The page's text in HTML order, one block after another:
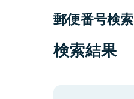
郵便番号検索
検索結果